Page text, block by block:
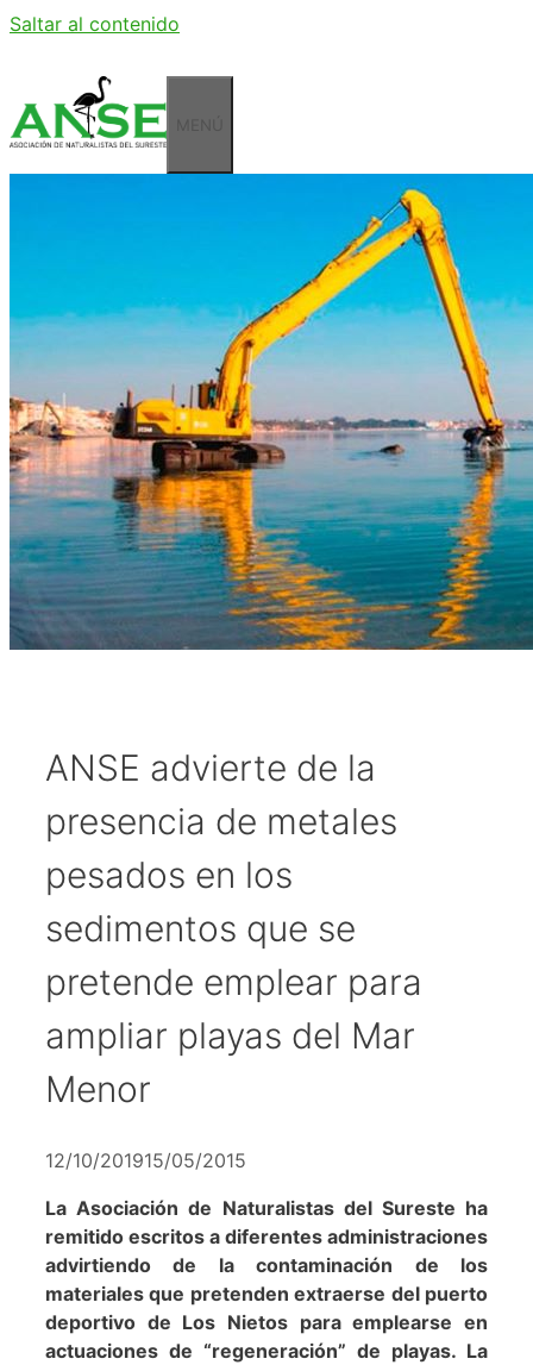
Saltar al contenido
ANSE advierte de la
presencia de metales
pesados en los
sedimentos que se
pretende emplear para
ampliar playas del Mar
Menor
12/10/201915/05/2015
La Asociación de Naturalistas del Sureste ha
remitido escritos a diferentes administraciones
advirtiendo de la contaminación de los
materiales que pretenden extraerse del puerto
deportivo de Los Nietos para emplearse en
actuaciones de “regeneración” de playas. La